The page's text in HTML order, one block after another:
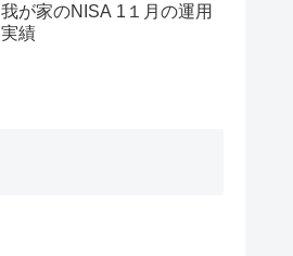
我が家のNISA 1１月の運用
実績